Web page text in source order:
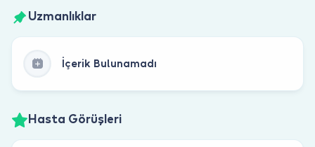
Uzmanlıklar
İçerik Bulunamadı
Hasta Görüşleri